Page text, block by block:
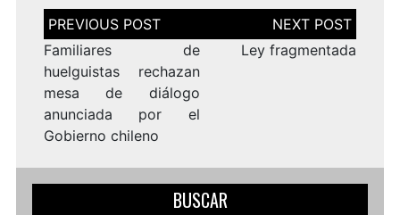
Navegación
de
entradas
Familiares de
huelguistas rechazan
mesa de diálogo
anunciada por el
Gobierno chileno
Ley fragmentada
BUSCAR